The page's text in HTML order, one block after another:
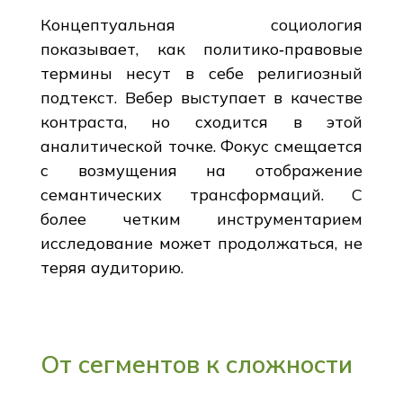
Концептуальная социология
показывает, как политико‑правовые
термины несут в себе религиозный
подтекст. Вебер выступает в качестве
контраста, но сходится в этой
аналитической точке. Фокус смещается
с возмущения на отображение
семантических трансформаций. С
более четким инструментарием
исследование может продолжаться, не
теряя аудиторию.
От сегментов к сложности